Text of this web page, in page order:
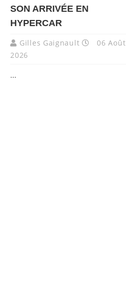
SON ARRIVÉE EN
HYPERCAR
Gilles Gaignault
06 Août
2026
...